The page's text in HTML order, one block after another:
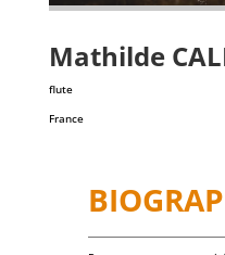
Mathilde
flute
France